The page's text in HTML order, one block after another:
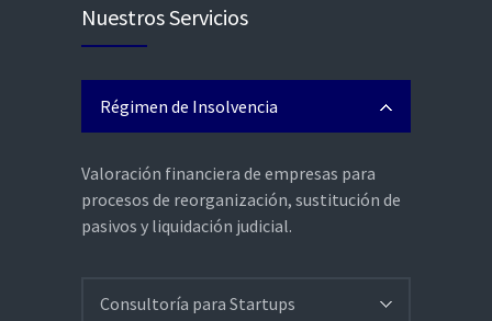
Nuestros Servicios
Régimen de Insolvencia
Valoración financiera de empresas para
procesos de reorganización, sustitución de
pasivos y liquidación judicial.
Consultoría para Startups